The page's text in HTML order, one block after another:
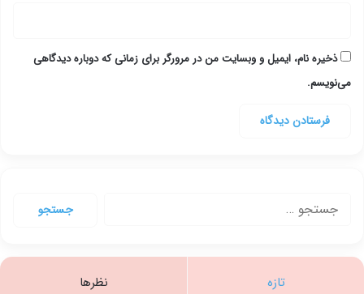
ذخیره نام، ایمیل و وبسایت من در مرورگر برای زمانی که دوباره دیدگاهی
می‌نویسم.
تازه نظرها